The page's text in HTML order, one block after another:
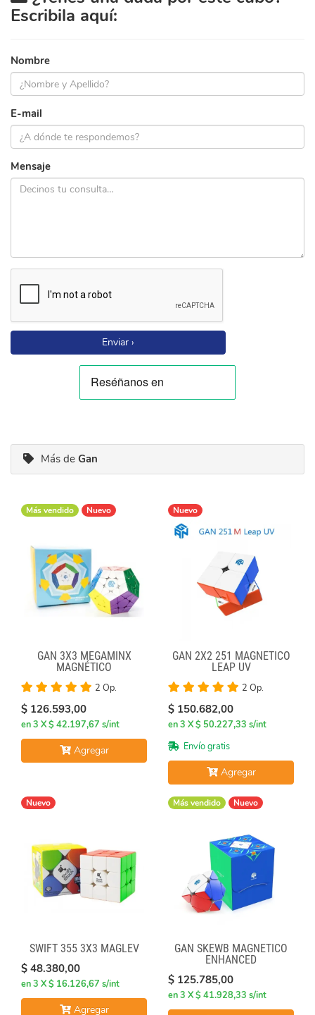
Escribila aquí:
Nombre
E-mail
Mensaje
Enviar ›
Más de Gan
Más vendido Nuevo
GAN 3X3 MEGAMINX
MAGNÉTICO
2 Op.
$ 126.593,00
en 3 X $ 42.197,67 s/int
Agregar
Nuevo
GAN 2X2 251 MAGNÉTICO
LEAP UV
2 Op.
$ 150.682,00
en 3 X $ 50.227,33 s/int
Envío gratis
Agregar
Nuevo
SWIFT 355 3X3 MAGLEV
$ 48.380,00
en 3 X $ 16.126,67 s/int
Agregar
Más vendido Nuevo
GAN SKEWB MAGNETICO
ENHANCED
$ 125.785,00
en 3 X $ 41.928,33 s/int